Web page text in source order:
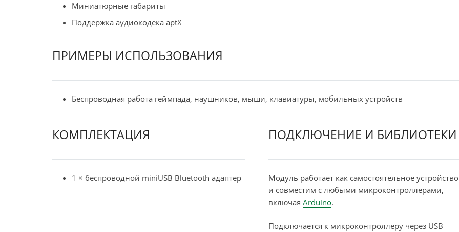
Миниатюрные габариты
Поддержка аудиокодека aptX
ПРИМЕРЫ ИСПОЛЬЗОВАНИЯ
Беспроводная работа геймпада, наушников, мыши, клавиатуры, мобильных устройств
КОМПЛЕКТАЦИЯ
1 × беспроводной miniUSB Bluetooth адаптер
ПОДКЛЮЧЕНИЕ И БИБЛИОТЕКИ
Модуль работает как самостоятельное устройство
и совместим с любыми микроконтроллерами,
включая Arduino.
Подключается к микроконтроллеру через USB